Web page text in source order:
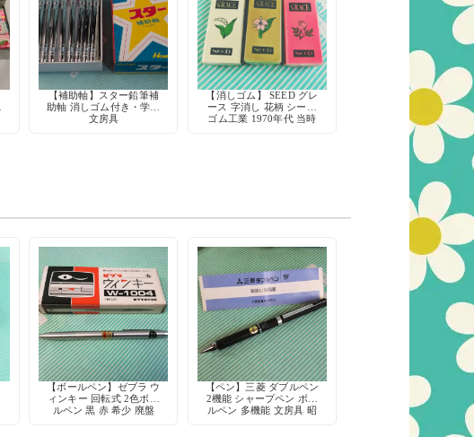
【補助軸】スター鉛筆補
助軸 消しゴム付き・学習
文房具
【消しゴム】 SEED グレ
ース 字消し 花柄 シード
ゴム工業 1970年代 当時
【ボールペン】ゼブラ ウ
ィンキー 回転式 2色ボー
ルペン 黒 赤 希少 廃盤
【ペン】三菱 ダブルペン
2機能 シャープペン ボー
ルペン 多機能 文房具 昭